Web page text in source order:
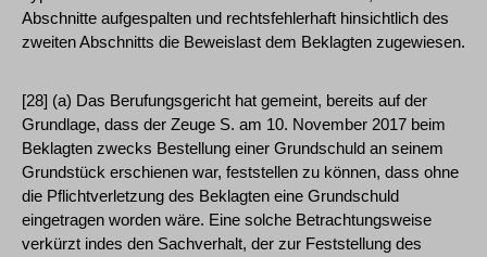
Abschnitte aufgespalten und rechtsfehlerhaft hinsichtlich des
zweiten Abschnitts die Beweislast dem Beklagten zugewiesen.
[28] (a) Das Berufungsgericht hat gemeint, bereits auf der
Grundlage, dass der Zeuge S. am 10. November 2017 beim
Beklagten zwecks Bestellung einer Grundschuld an seinem
Grundstück erschienen war, feststellen zu können, dass ohne
die Pflichtverletzung des Beklagten eine Grundschuld
eingetragen worden wäre. Eine solche Betrachtungsweise
verkürzt indes den Sachverhalt, der zur Feststellung des